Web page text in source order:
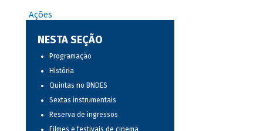
Ações
NESTA SEÇÃO
Programação
História
Quintas no BNDES
Sextas instrumentais
Reserva de ingressos